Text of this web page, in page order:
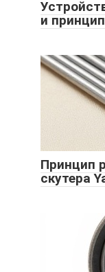
и
Принцип
скутера